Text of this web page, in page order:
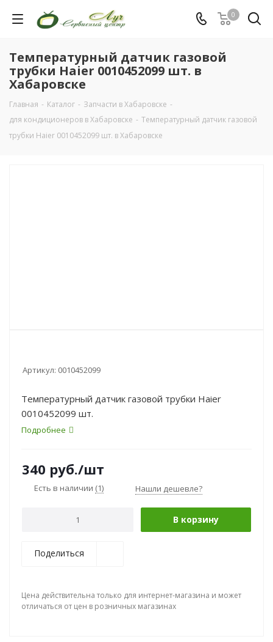
0
Температурный датчик газовой
трубки Haier 0010452099 шт. в
Хабаровске
Главная - Каталог - Запчасти в Хабаровске -
для кондиционеров в Хабаровске - Температурный датчик газовой
трубки Haier 0010452099 шт. в Хабаровске
Артикул: 0010452099
Температурный датчик газовой трубки Haier
0010452099 шт.
Подробнее
340 руб./шт
Есть в наличии (1) Нашли дешевле?
В корзину
Поделиться
Цена действительна только для интернет-магазина и может
отличаться от цен в розничных магазинах